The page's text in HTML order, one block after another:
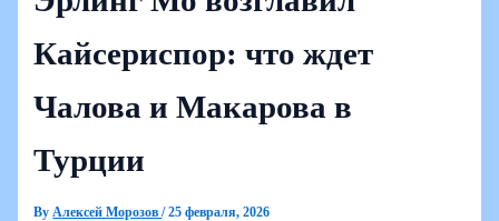
Кайсериспор: что ждет
Чалова и Макарова в
Турции
ByАлексей Морозов/25 февраля, 2026